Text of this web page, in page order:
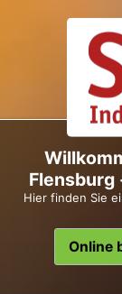
Flensburg
Hier finden Sie
Online